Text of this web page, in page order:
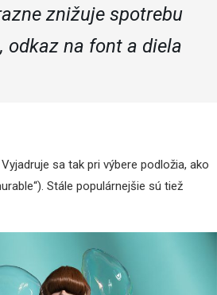
znižuje spotrebu
odkaz na font a diela
sa tak pri výbere podložia, ako
Stále populárnejšie sú tiež